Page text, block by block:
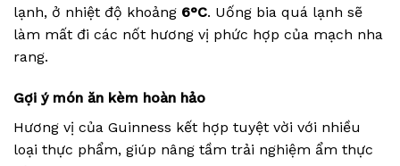
lạnh, ở nhiệt độ khoảng 6°C. Uống bia quá lạnh sẽ
làm mất đi các nốt hương vị phức hợp của mạch nha
rang.
Gợi ý món ăn kèm hoàn hảo
Hương vị của Guinness kết hợp tuyệt vời với nhiều
loại thực phẩm, giúp nâng tầm trải nghiệm ẩm thực